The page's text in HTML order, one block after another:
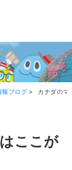
報ブログ > カナダのマ
ここが